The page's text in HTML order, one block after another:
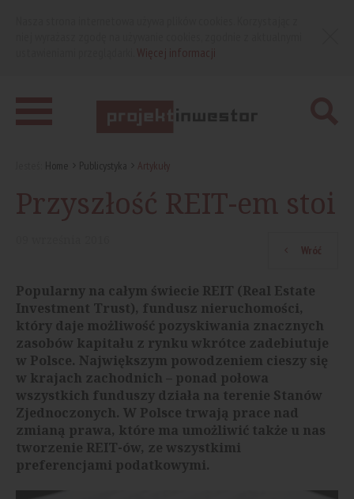
Home Publicystyka Artykuły
Przyszłość REIT-em stoi
Wróć
Popularny na całym świecie REIT (Real Estate
Investment Trust), fundusz nieruchomości,
który daje możliwość pozyskiwania znacznych
zasobów kapitału z rynku wkrótce zadebiutuje
w Polsce. Największym powodzeniem cieszy się
w krajach zachodnich – ponad połowa
wszystkich funduszy działa na terenie Stanów
Zjednoczonych. W Polsce trwają prace nad
zmianą prawa, które ma umożliwić także u nas
tworzenie REIT-ów, ze wszystkimi
preferencjami podatkowymi.